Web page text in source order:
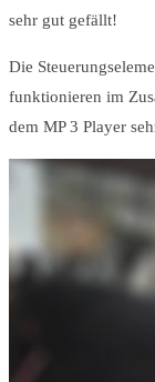
sehr gut gefällt!
Die
funktionieren im
dem MP 3 Player